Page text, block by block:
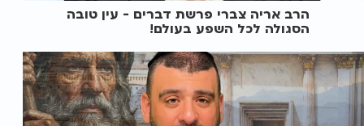
הרב אריה צברי פרשת דברים - עין טובה
הסגולה לכל השפע בעולם!